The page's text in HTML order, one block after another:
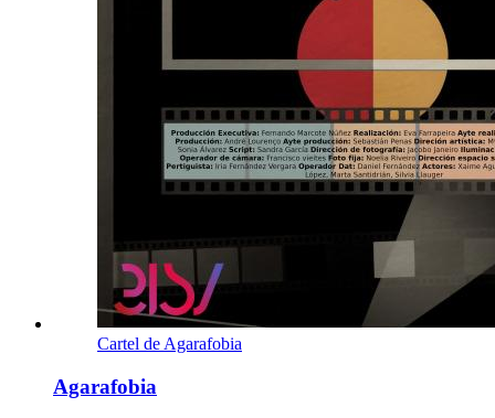
Cartel de Agarafobia
Agarafobia